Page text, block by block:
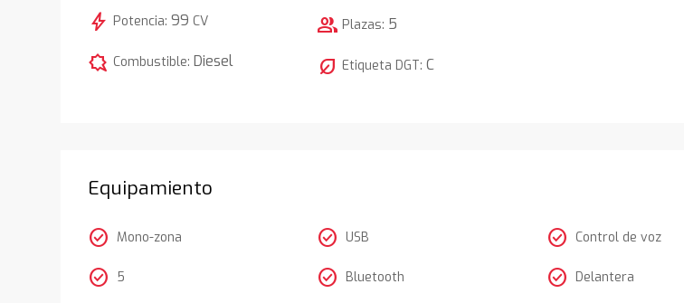
bolt Potencia:99 CV
comic_bubble Combustible:Diesel
group Plazas: 5
nest_eco_leaf Etiqueta DGT:C
Equipamiento
check_circle Mono-zona
check_circle 5
check_circle USB
check_circle Bluetooth
check_circle Control de voz
check_circle Delantera